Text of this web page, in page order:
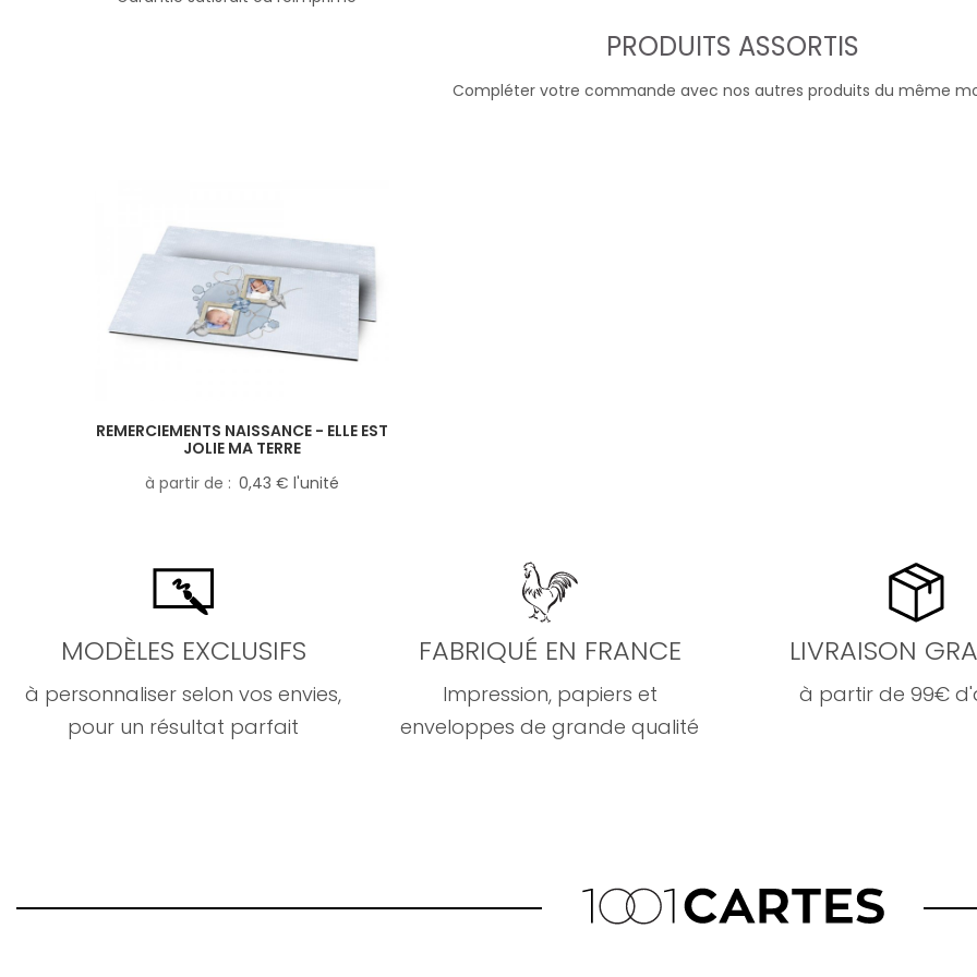
PRODUITS ASSORTIS
Compléter votre commande avec nos autres produits du même
REMERCIEMENTS NAISSANCE - ELLE EST
JOLIE MA TERRE
à partir de
0,43 € l'unité
MODÈLES EXCLUSIFS
à personnaliser selon vos envies,
pour un résultat parfait
FABRIQUÉ EN FRANCE
Impression, papiers et
enveloppes de grande qualité
LIVRAISON
à partir de 99€